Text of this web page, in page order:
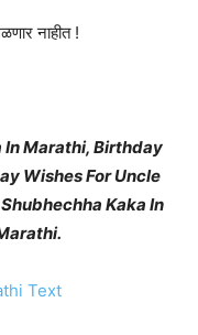
नाहीत !
In Marathi, Birthday
Wishes For Uncle
Kaka In
Text